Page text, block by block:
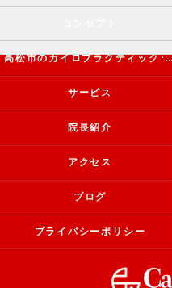
高松市のカイロプラクティッ
サービス
院長紹介
アクセス
ブログ
プライバシーポリシー